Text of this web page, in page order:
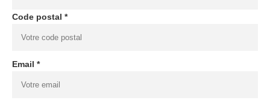
Code postal *
Email *